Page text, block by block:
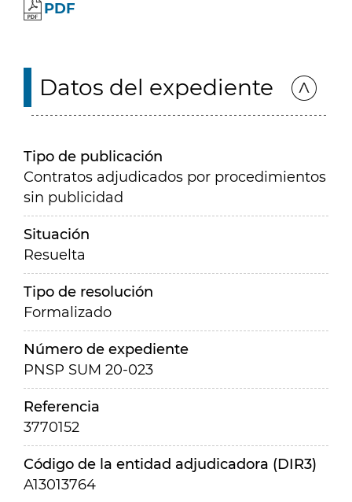
PDF
Datos del expediente
Tipo de publicación
Contratos adjudicados por procedimientos
sin publicidad
Situación
Resuelta
Tipo de resolución
Formalizado
Número de expediente
PNSP SUM 20-023
Referencia
3770152
Código de la entidad adjudicadora (DIR3)
A13013764